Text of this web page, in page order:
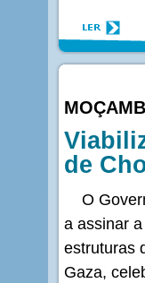
de
O
a assinar
estruturas
Gaza,